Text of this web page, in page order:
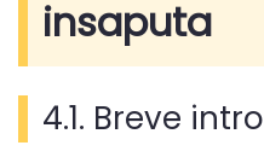
insaputa
4.1. Breve